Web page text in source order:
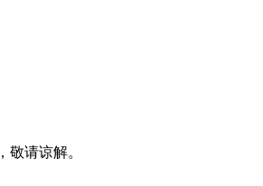
敬请谅解。